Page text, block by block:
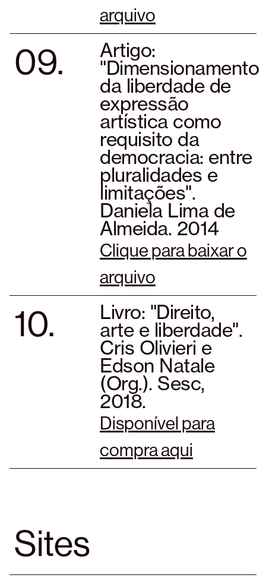
arquivo
09. Artigo:
"Dimensionamento
da liberdade de
expressão
artística como
requisito da
democracia: entre
pluralidades e
limitações".
Daniela Lima de
Almeida. 2014
Clique para baixar o
arquivo
10. Livro: "Direito,
arte e liberdade".
Cris Olivieri e
Edson Natale
(Org.). Sesc,
2018.
Disponível para
compra aqui
Sites